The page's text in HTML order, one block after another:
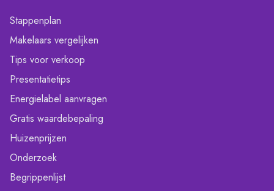
Stappenplan
Makelaars vergelijken
Tips voor verkoop
Presentatietips
Energielabel aanvragen
Gratis waardebepaling
Huizenprijzen
Onderzoek
Begrippenlijst